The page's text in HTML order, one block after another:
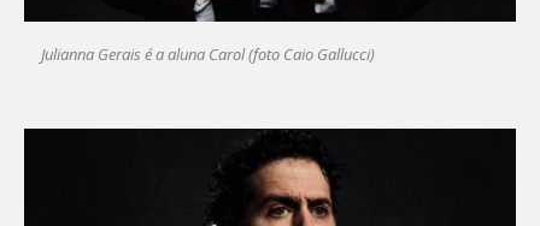
Julianna Gerais é a aluna Carol (foto Caio Gallucci)